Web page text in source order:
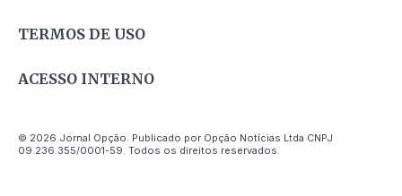
TERMOS DE USO
ACESSO INTERNO
© 2026 Jornal Opção. Publicado por Opção Notícias Ltda CNPJ
09.236.355/0001-59. Todos os direitos reservados.